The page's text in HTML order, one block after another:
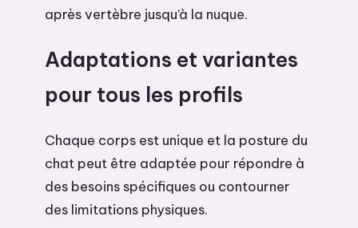
après vertèbre jusqu’à la nuque.
Adaptations et variantes
pour tous les profils
Chaque corps est unique et la posture du
chat peut être adaptée pour répondre à
des besoins spécifiques ou contourner
des limitations physiques.